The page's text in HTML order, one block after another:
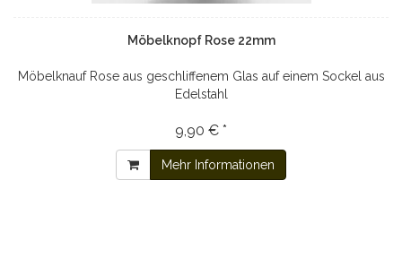
Möbelknopf Rose 22mm
Möbelknauf Rose aus geschliffenem Glas auf einem Sockel aus
Edelstahl
9,90 € *
Mehr Informationen